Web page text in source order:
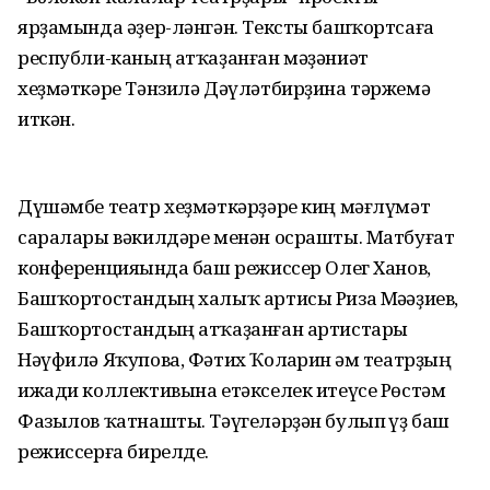
ярҙамында әҙер-ләнгән. Тексты башҡортсаға
республи-каның атҡаҙанған мәҙәниәт
хеҙмәткәре Тәнзилә Дәүләтбирҙина тәржемә
иткән.
Дүшәмбе театр хеҙмәткәрҙәре киң мәғлүмәт
саралары вәкилдәре менән осрашты. Матбуғат
конференцияһында баш режиссер Олег Ханов,
Башҡортостандың халыҡ артисы Риза Мәһәҙиев,
Башҡортостандың атҡаҙанған артистары
Нәүфилә Яҡупова, Фәтих Ҡолһарин һәм театрҙың
ижади коллективына етәкселек итеүсе Рөстәм
Фазылов ҡатнашты. Тәүгеләрҙән булып һүҙ баш
режиссерға бирелде.